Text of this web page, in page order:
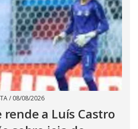
/ 08/08/2026
a Luís Castro